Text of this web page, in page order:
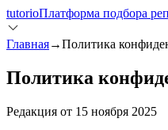
tutorioПлатформа подбора
Главная→Политика
Политика
Редакция от 15 ноября 2025